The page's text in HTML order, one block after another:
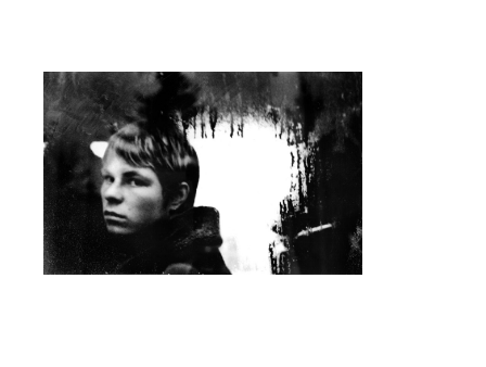
Adresse email*
Nom